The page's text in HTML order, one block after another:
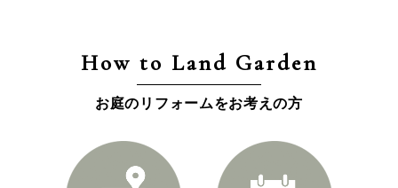
How to Land Garden
お庭のリフォームをお考えの方